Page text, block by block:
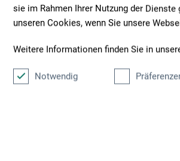
sie im Rahmen Ihrer Nutzung der
unseren Cookies, wenn Sie unsere
Weitere Informationen finden Sie in
Notwendig